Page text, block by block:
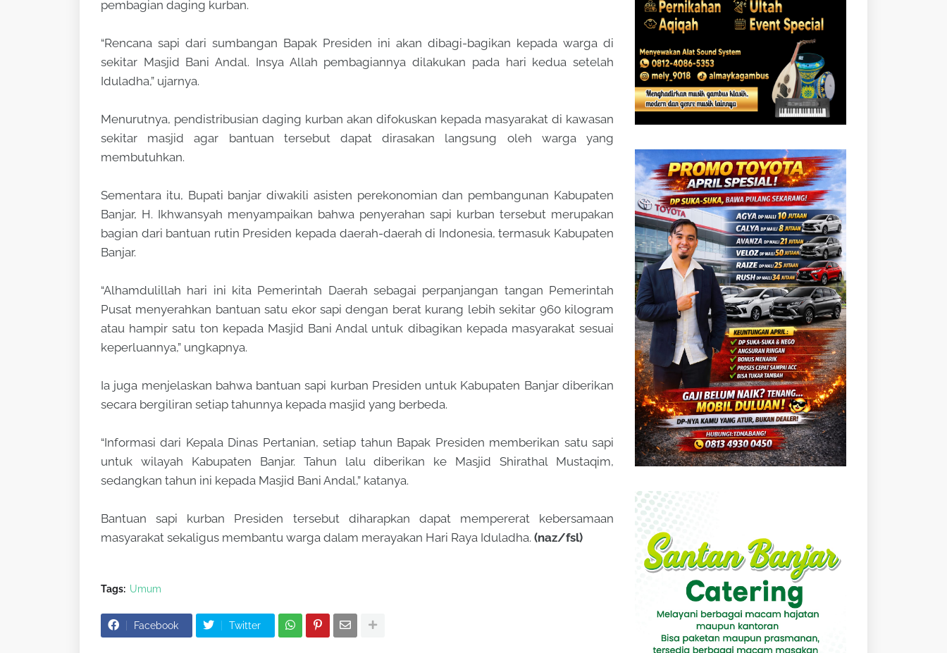
pembagian daging kurban.
“Rencana sapi dari sumbangan Bapak Presiden ini akan dibagi-bagikan kepada warga di
sekitar Masjid Bani Andal. Insya Allah pembagiannya dilakukan pada hari kedua setelah
Iduladha,” ujarnya.
Menurutnya, pendistribusian daging kurban akan difokuskan kepada masyarakat di kawasan
sekitar masjid agar bantuan tersebut dapat dirasakan langsung oleh warga yang
membutuhkan.
Sementara itu, Bupati banjar diwakili asisten perekonomian dan pembangunan Kabupaten
Banjar, H. Ikhwansyah menyampaikan bahwa penyerahan sapi kurban tersebut merupakan
bagian dari bantuan rutin Presiden kepada daerah-daerah di Indonesia, termasuk Kabupaten
Banjar.
“Alhamdulillah hari ini kita Pemerintah Daerah sebagai perpanjangan tangan Pemerintah
Pusat menyerahkan bantuan satu ekor sapi dengan berat kurang lebih sekitar 960 kilogram
atau hampir satu ton kepada Masjid Bani Andal untuk dibagikan kepada masyarakat sesuai
keperluannya,” ungkapnya.
Ia juga menjelaskan bahwa bantuan sapi kurban Presiden untuk Kabupaten Banjar diberikan
secara bergiliran setiap tahunnya kepada masjid yang berbeda.
“Informasi dari Kepala Dinas Pertanian, setiap tahun Bapak Presiden memberikan satu sapi
untuk wilayah Kabupaten Banjar. Tahun lalu diberikan ke Masjid Shirathal Mustaqim,
sedangkan tahun ini kepada Masjid Bani Andal,” katanya.
Bantuan sapi kurban Presiden tersebut diharapkan dapat mempererat kebersamaan
masyarakat sekaligus membantu warga dalam merayakan Hari Raya Iduladha. (naz/fsl)
Tags: Umum
Facebook Twitter